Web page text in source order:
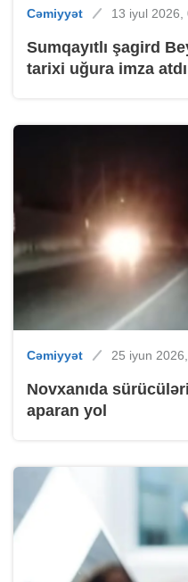
Cəmiyyət 13 iyul 2026,
Sumqayıtlı şagird
tarixi uğura imza atdı
Cəmiyyət 25 iyun
Novxanıda
aparan yol